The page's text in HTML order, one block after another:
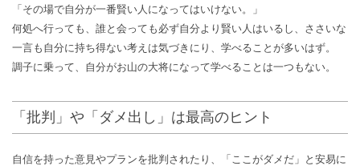
「その場で自分が一番賢い人になってはいけない。」
何処へ行っても、誰と会っても必ず自分より賢い人はいるし、ささいな
一言も自分に持ち得ない考えは気づきにり、学べることが多いはず。
調子に乗って、自分がお山の大将になって学べることは一つもない。
「批判」や「ダメ出し」は最高のヒント
自信を持った意見やプランを批判されたり、「ここがダメだ」と安易に